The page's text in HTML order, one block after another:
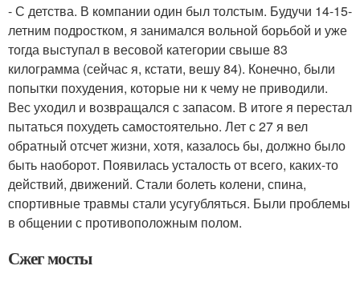
- С детства. В компании один был толстым. Будучи 14-15-
летним подростком, я занимался вольной борьбой и уже
тогда выступал в весовой категории свыше 83
килограмма (сейчас я, кстати, вешу 84). Конечно, были
попытки похудения, которые ни к чему не приводили.
Вес уходил и возвращался с запасом. В итоге я перестал
пытаться похудеть самостоятельно. Лет с 27 я вел
обратный отсчет жизни, хотя, казалось бы, должно было
быть наоборот. Появилась усталость от всего, каких-то
действий, движений. Стали болеть колени, спина,
спортивные травмы стали усугубляться. Были проблемы
в общении с противоположным полом.
Сжег мосты